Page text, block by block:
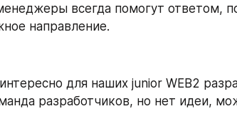
всегда помогут ответом,
направление.
для наших junior WEB2
разработчиков, но нет идеи,